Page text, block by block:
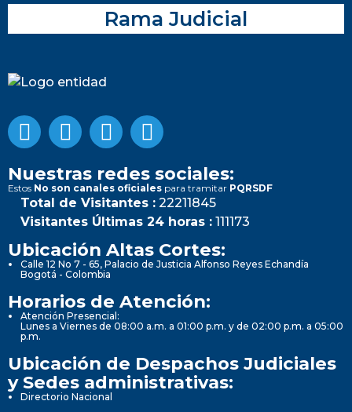
Rama Judicial
Nuestras redes sociales:
Estos No son canales oficiales para tramitar PQRSDF
Total de Visitantes : 22211845
Visitantes Últimas 24 horas : 111173
Ubicación Altas Cortes:
Calle 12 No 7 - 65, Palacio de Justicia Alfonso Reyes Echandía
Bogotá - Colombia
Horarios de Atención:
Atención Presencial:
Lunes a Viernes de 08:00 a.m. a 01:00 p.m. y de 02:00 p.m. a 05:00
p.m.
Ubicación de Despachos Judiciales
y Sedes administrativas:
Directorio Nacional